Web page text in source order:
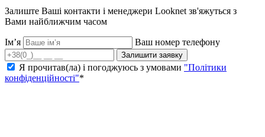
Залиште Ваші контакти і менеджери Looknet зв'яжуться з
Вами найближчим часом
Ім’я Ваш номер телефону
Залишити заявку
Я прочитав(ла) і погоджуюсь з умовами "Політики
конфіденційності"*